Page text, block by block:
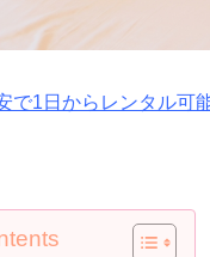
で1日からレンタル可